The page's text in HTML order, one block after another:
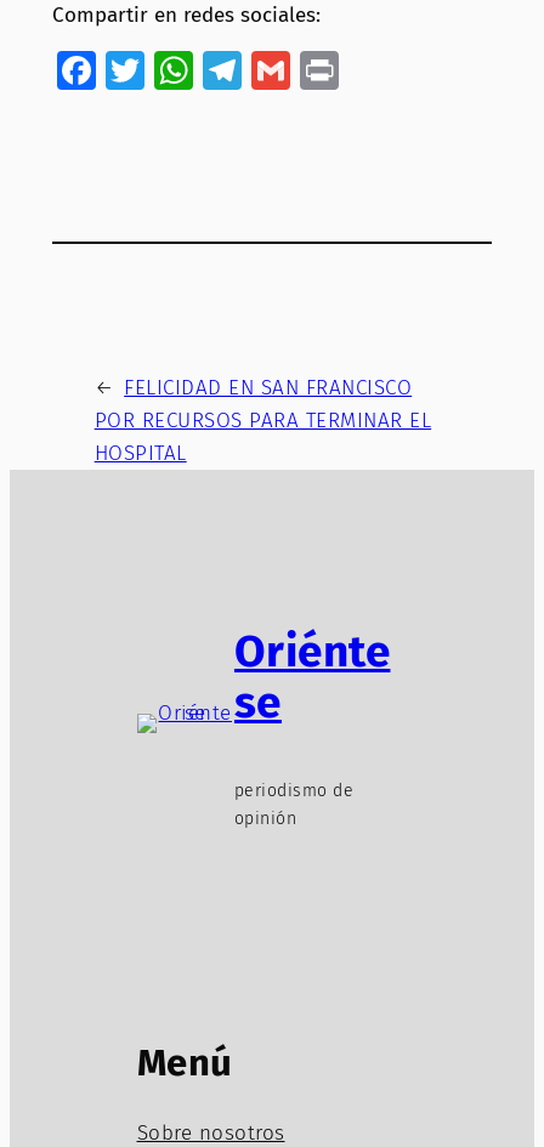
Compartir en redes sociales:
Facebook
Twitter
WhatsApp
Telegram
GmailPrint
← FELICIDAD EN SAN FRANCISCO
POR RECURSOS PARA TERMINAR EL
HOSPITAL
Oriénte
se
periodismo de
opinión
Menú
Sobre nosotros